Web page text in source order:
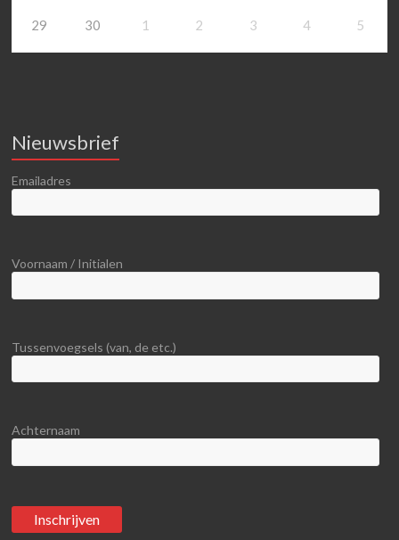
29 30 1 2 3 4 5
Nieuwsbrief
Emailadres
Voornaam / Initialen
Tussenvoegsels (van, de etc.)
Achternaam